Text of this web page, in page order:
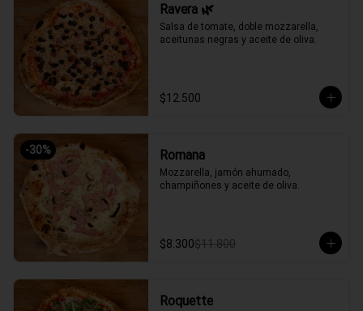
Ravera 🌿
Salsa de tomate, doble mozzarella,
aceitunas negras y aceite de oliva.
$12.500
-30% Romana
Mozzarella, jamón ahumado,
champiñones y aceite de oliva.
$8.300$11.800
Roquette